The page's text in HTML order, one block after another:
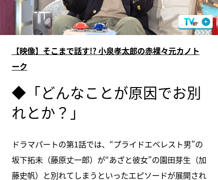
【映像】そこまで話す!? 小泉孝太郎の赤裸々元カノト
ーク
◆「どんなことが原因でお別
れとか？」
ドラマパートの第1話では、“プライドエベレスト男”の
坂下拓未（藤原丈一郎）が“あざと彼女”の園田芽生（加
藤史帆）と別れてしまうといったエピソードが展開され